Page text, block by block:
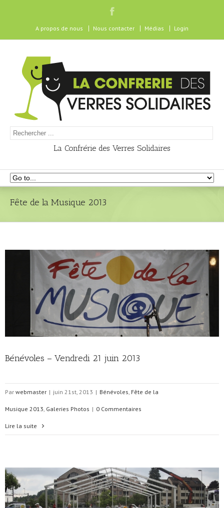
A propos de nous Nous contacter Médias Login
La Confrérie des Verres Solidaires
Fête de la Musique 2013
Bénévoles – Vendredi 21 juin 2013
Par webmaster | juin 21st, 2013 | Bénévoles, Fête de la
Musique 2013, Galeries Photos | 0 Commentaires
Lire la suite